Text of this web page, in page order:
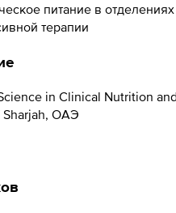
питание в отделениях
терапии
in Clinical Nutrition
Sharjah, ОАЭ